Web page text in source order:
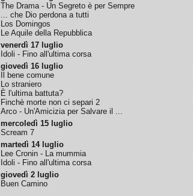
The Drama - Un Segreto è per Sempre
... che Dio perdona a tutti
Los Domingos
Le Aquile della Repubblica
venerdì 17 luglio
Idoli - Fino all'ultima corsa
giovedì 16 luglio
Il bene comune
Lo straniero
È l'ultima battuta?
Finchè morte non ci separi 2
Arco - Un'Amicizia per Salvare il ...
mercoledì 15 luglio
Scream 7
martedì 14 luglio
Lee Cronin - La mummia
Idoli - Fino all'ultima corsa
giovedì 2 luglio
Buen Camino